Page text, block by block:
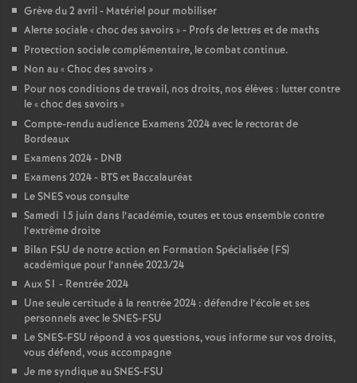
e
g
r
O
r
l
é
Grève du 2 avril - Matériel pour mobiliser
Alerte sociale «choc des savoirs » - Profs de lettres et de maths
Protection sociale complémentaire, le combat continue.
Non au «Choc des savoirs »
Pour nos conditions de travail, nos droits, nos élèves : lutter contre
le «choc des savoirs »
Compte-rendu audience Examens 2024 avec le rectorat de
Bordeaux
Examens 2024 - DNB
Examens 2024 - BTS et Baccalauréat
Le SNES vous consulte
Samedi 15 juin dans l’académie, toutes et tous ensemble contre
l’extrême droite
Bilan FSU de notre action en Formation Spécialisée (FS)
académique pour l’année 2023/24
Aux S1 - Rentrée 2024
Une seule certitude à la rentrée 2024 : défendre l’école et ses
personnels avec le SNES-FSU
Le SNES-FSU répond à vos questions, vous informe sur vos droits,
vous défend, vous accompagne
Je me syndique au SNES-FSU